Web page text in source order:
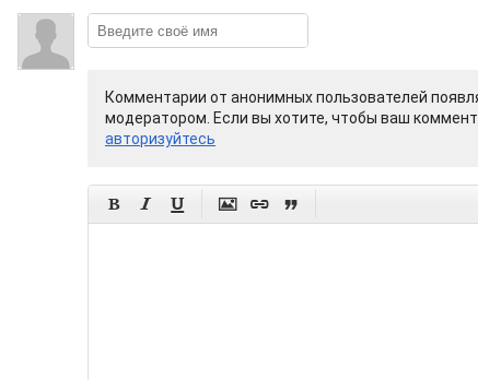
Комментарии от анонимных пользователей
модератором. Если вы хотите, чтобы ваш
авторизуйтесь
     